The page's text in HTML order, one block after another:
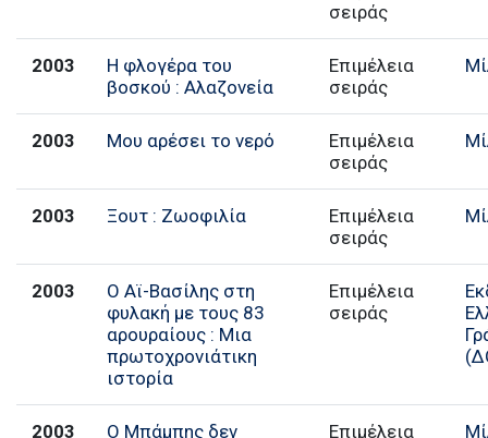
σειράς
2003
Η φλογέρα του
βοσκού : Αλαζονεία
Επιμέλεια
σειράς
2003 Μου αρέσει το νερό
Επιμέλεια
σειράς
2003 Ξουτ : Ζωοφιλία
Επιμέλεια
σειράς
2003
Ο Αϊ-Βασίλης στη
φυλακή με τους 83
αρουραίους : Μια
πρωτοχρονιάτικη
ιστορία
Επιμέλεια
σειράς
2003 Ο Μπάμπης δεν
Επιμέλεια